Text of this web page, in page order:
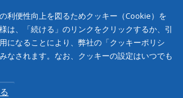
利便性向上を図るためクッキー（Cookie）を
は、「続ける」のリンクをクリックするか、引
になることにより、弊社の「クッキーポリシ
なされます。なお、クッキーの設定はいつでも